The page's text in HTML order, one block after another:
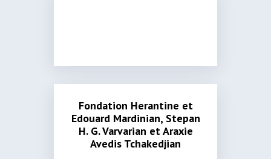
Fondation Herantine et
Edouard Mardinian, Stepan
H. G. Varvarian et Araxie
Avedis Tchakedjian